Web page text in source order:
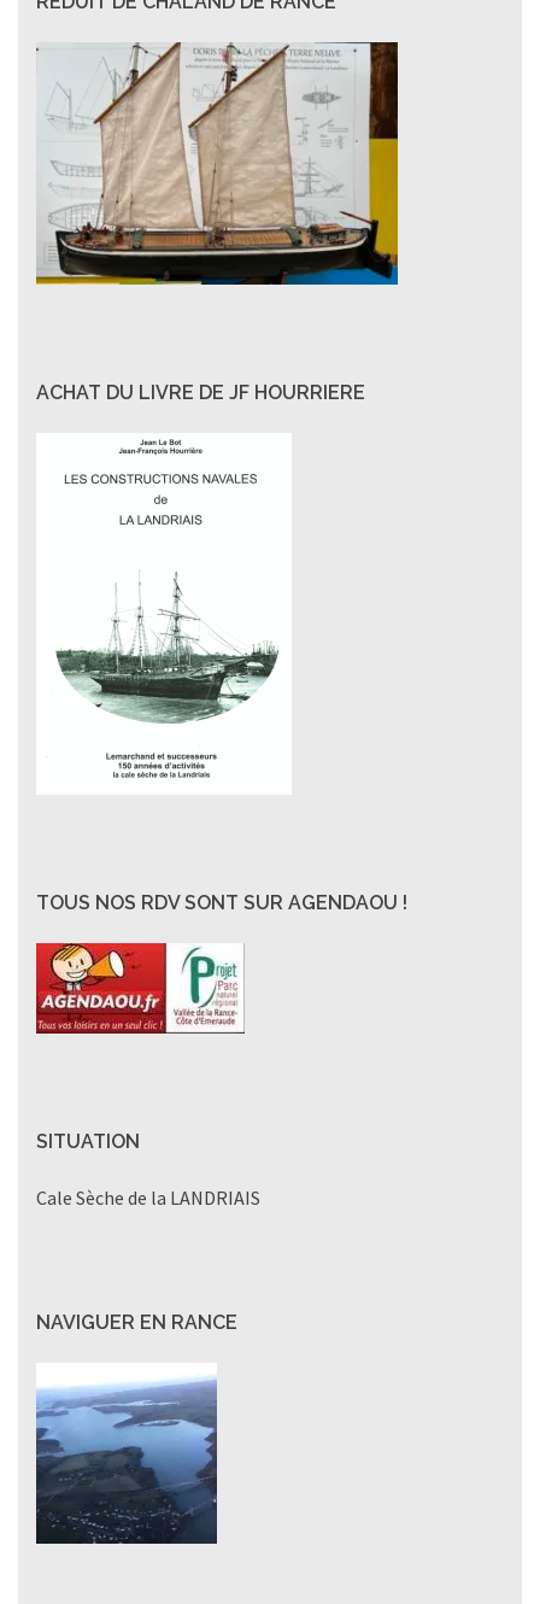
ACHAT DU LIVRE DE JF HOURRIERE
TOUS NOS RDV SONT SUR AGENDAOU !
SITUATION
Cale Sèche de la LANDRIAIS
NAVIGUER EN RANCE